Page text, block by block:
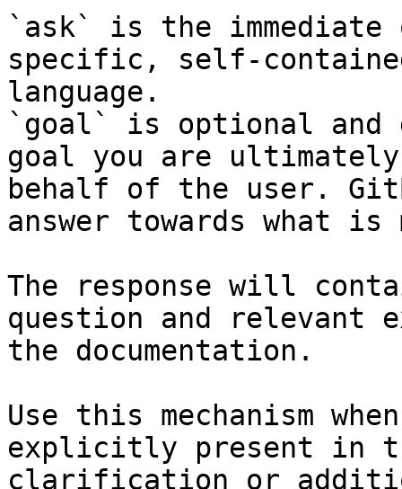
`ask` is the
specific, self-
language.
`goal` is optional and
goal you are
behalf of the user.
answer towards what
The response will
question and relevant
the documentation.
Use this mechanism
explicitly present in
clarification or